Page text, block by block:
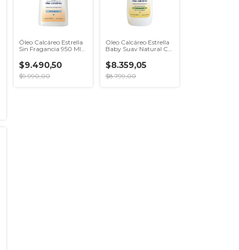
Óleo Calcáreo Estrella
Sin Fragancia 950 Ml
$9.490,50
$9.990,00
Oleo Calcáreo Estrella
Baby Suav Natural C
$8.359,05
$8.799,00